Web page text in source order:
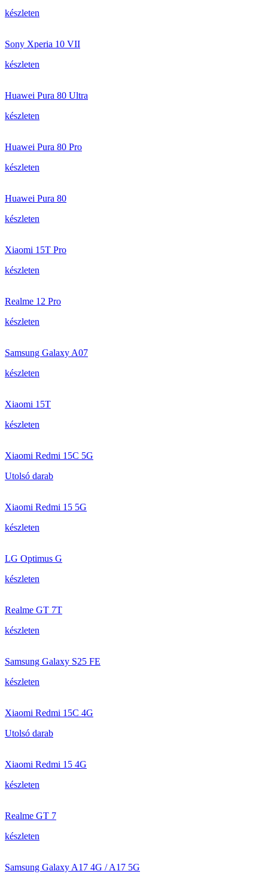
készleten
Sony Xperia 10 VII
készleten
Huawei Pura 80 Ultra
készleten
Huawei Pura 80 Pro
készleten
Huawei Pura 80
készleten
Xiaomi 15T Pro
készleten
Realme 12 Pro
készleten
Samsung Galaxy A07
készleten
Xiaomi 15T
készleten
Xiaomi Redmi 15C 5G
Utolsó darab
Xiaomi Redmi 15 5G
készleten
LG Optimus G
készleten
Realme GT 7T
készleten
Samsung Galaxy S25 FE
készleten
Xiaomi Redmi 15C 4G
Utolsó darab
Xiaomi Redmi 15 4G
készleten
Realme GT 7
készleten
Samsung Galaxy A17 4G / A17 5G